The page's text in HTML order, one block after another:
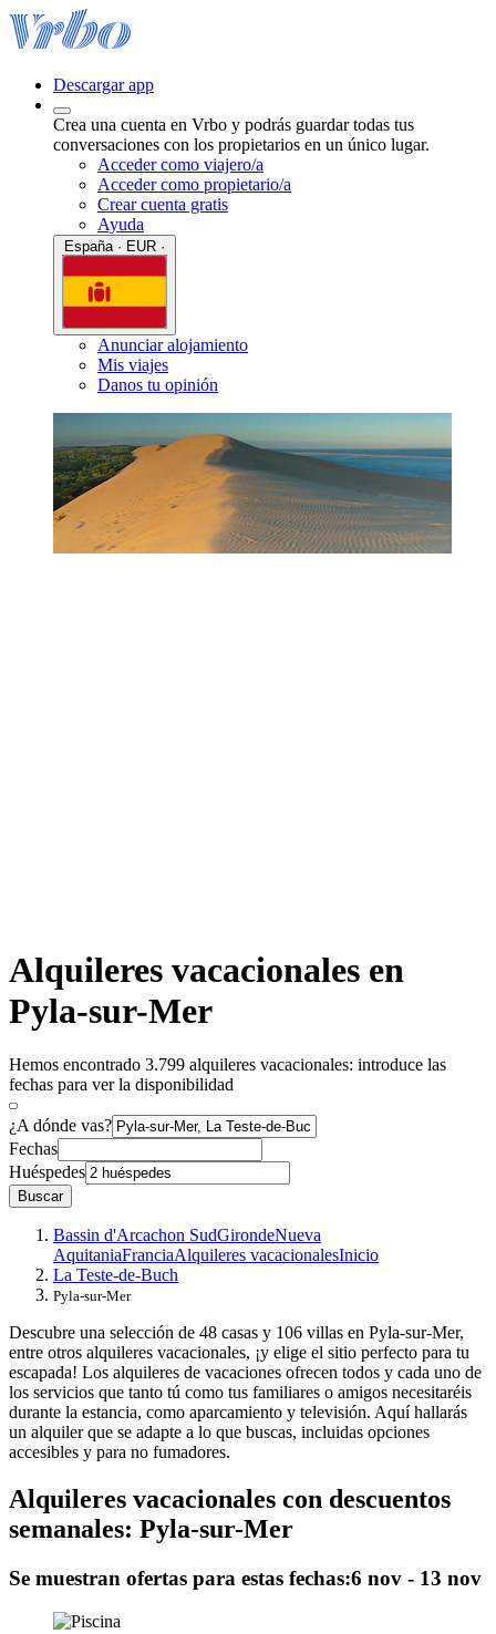
Descargar app
Crea una cuenta en Vrbo y podrás guardar todas tus
conversaciones con los propietarios en un único lugar.
Acceder como viajero/a
Acceder como propietario/a
Crear cuenta gratis
Ayuda
Anunciar alojamiento
Mis viajes
Danos tu opinión
Alquileres vacacionales en
Pyla-sur-Mer
Hemos encontrado 3.799 alquileres vacacionales: introduce las
fechas para ver la disponibilidad
¿A dónde vas?
Fechas
Huéspedes
Buscar
Bassin d'Arcachon SudGirondeNueva
AquitaniaFranciaAlquileres vacacionalesInicio
La Teste-de-Buch
Pyla-sur-Mer
Descubre una selección de 48 casas y 106 villas en Pyla-sur-Mer,
entre otros alquileres vacacionales, ¡y elige el sitio perfecto para tu
escapada! Los alquileres de vacaciones ofrecen todos y cada uno de
los servicios que tanto tú como tus familiares o amigos necesitaréis
durante la estancia, como aparcamiento y televisión. Aquí hallarás
un alquiler que se adapte a lo que buscas, incluidas opciones
accesibles y para no fumadores.
Alquileres vacacionales con descuentos
semanales: Pyla-sur-Mer
Se muestran ofertas para estas fechas:6 nov - 13 nov